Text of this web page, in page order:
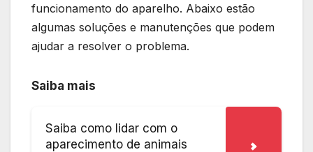
funcionamento do aparelho. Abaixo estão
algumas soluções e manutenções que podem
ajudar a resolver o problema.
Saiba mais
Saiba como lidar com o
aparecimento de animais